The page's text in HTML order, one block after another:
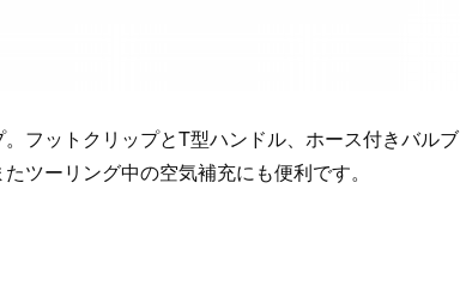
フットクリップとT型ハンドル、ホース付きバルブ
ツーリング中の空気補充にも便利です。